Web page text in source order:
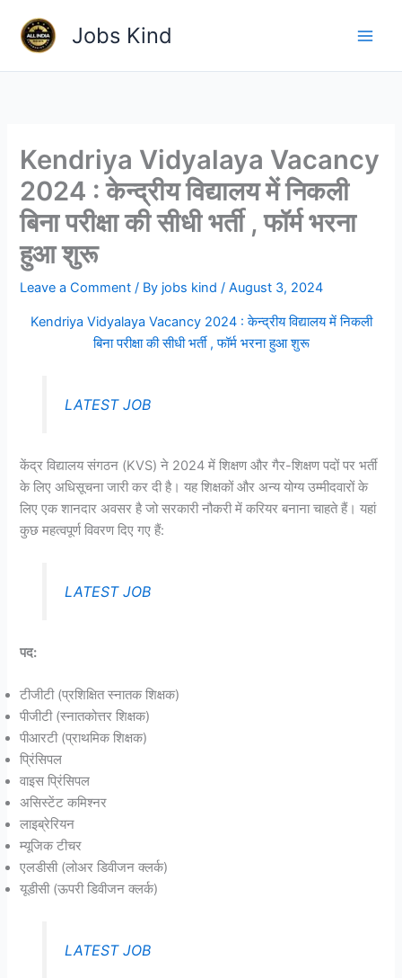
content
Jobs Kind
Kendriya Vidyalaya Vacancy
2024 : केन्द्रीय विद्यालय में निकली
बिना परीक्षा की सीधी भर्ती , फॉर्म भरना
हुआ शुरू
Leave a Comment / By jobs kind/August 3, 2024
Kendriya Vidyalaya Vacancy 2024 : केन्द्रीय विद्यालय में निकली
बिना परीक्षा की सीधी भर्ती , फॉर्म भरना हुआ शुरू
LATEST JOB
केंद्र विद्यालय संगठन (KVS) ने 2024 में शिक्षण और गैर-शिक्षण पदों पर भर्ती
के लिए अधिसूचना जारी कर दी है। यह शिक्षकों और अन्य योग्य उम्मीदवारों के
लिए एक शानदार अवसर है जो सरकारी नौकरी में करियर बनाना चाहते हैं। यहां
कुछ महत्वपूर्ण विवरण दिए गए हैं:
LATEST JOB
पद:
टीजीटी (प्रशिक्षित स्नातक शिक्षक)
पीजीटी (स्नातकोत्तर शिक्षक)
पीआरटी (प्राथमिक शिक्षक)
प्रिंसिपल
वाइस प्रिंसिपल
असिस्टेंट कमिश्नर
लाइब्रेरियन
म्यूजिक टीचर
एलडीसी (लोअर डिवीजन क्लर्क)
यूडीसी (ऊपरी डिवीजन क्लर्क)
LATEST JOB